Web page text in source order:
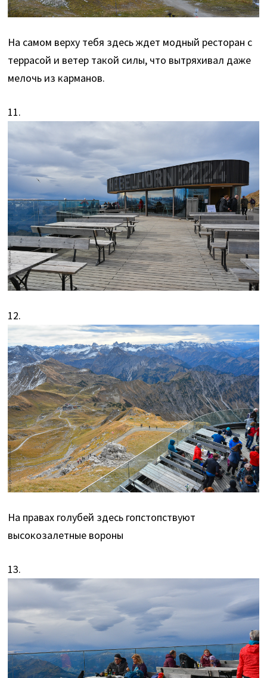
На самом верху тебя здесь ждет модный ресторан с
террасой и ветер такой силы, что вытряхивал даже
мелочь из карманов.
11.
12.
На правах голубей здесь гопстопствуют
высокозалетные вороны
13.